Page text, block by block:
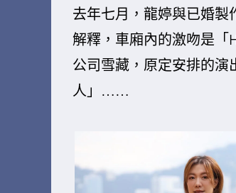
去年七月，龍婷與已婚製
解釋，車廂內的激吻是「
公司雪藏，原定安排的演
人」……